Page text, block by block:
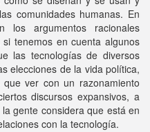
comunidades humanas. En
los argumentos racionales
tenemos en cuenta algunos
las tecnologías de diversos
elecciones de la vida política,
ver con un razonamiento
discursos expansivos, a
gente considera que está en
con la tecnología.